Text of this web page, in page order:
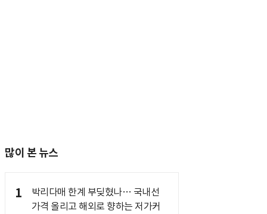
많이 본 뉴스
1
박리다매 한계 부딪혔나… 국내선
가격 올리고 해외로 향하는 저가커